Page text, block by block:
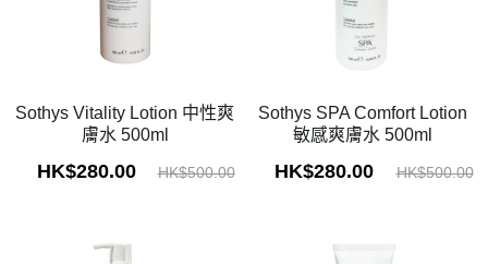
Sothys Vitality Lotion 中性爽
膚水 500ml
HK$280.00 HK$500.00
Sothys SPA Comfort Lotion
敏感爽膚水 500ml
HK$280.00 HK$500.00